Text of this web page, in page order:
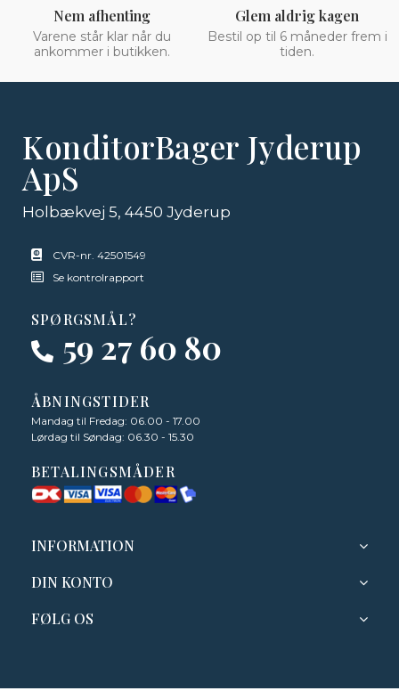
Nem afhenting
Varene står klar når du
ankommer i butikken.
Glem aldrig kagen
Bestil op til 6 måneder frem i
tiden.
KonditorBager Jyderup
ApS
Holbækvej 5, 4450 Jyderup
CVR-nr. 42501549
Se kontrolrapport
SPØRGSMÅL?
59 27 60 80
ÅBNINGSTIDER
Mandag til Fredag: 06.00 - 17.00
Lørdag til Søndag: 06.30 - 15.30
BETALINGSMÅDER
INFORMATION
DIN KONTO
FØLG OS